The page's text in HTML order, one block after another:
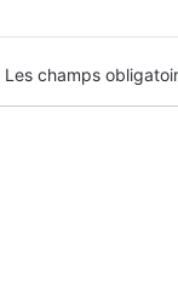
Les champs